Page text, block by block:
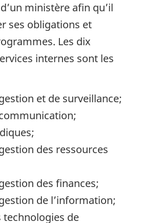
ministère afin qu’il
ses obligations et
Les dix
internes sont les
et de surveillance;
des ressources
des finances;
de l’information;
technologies de